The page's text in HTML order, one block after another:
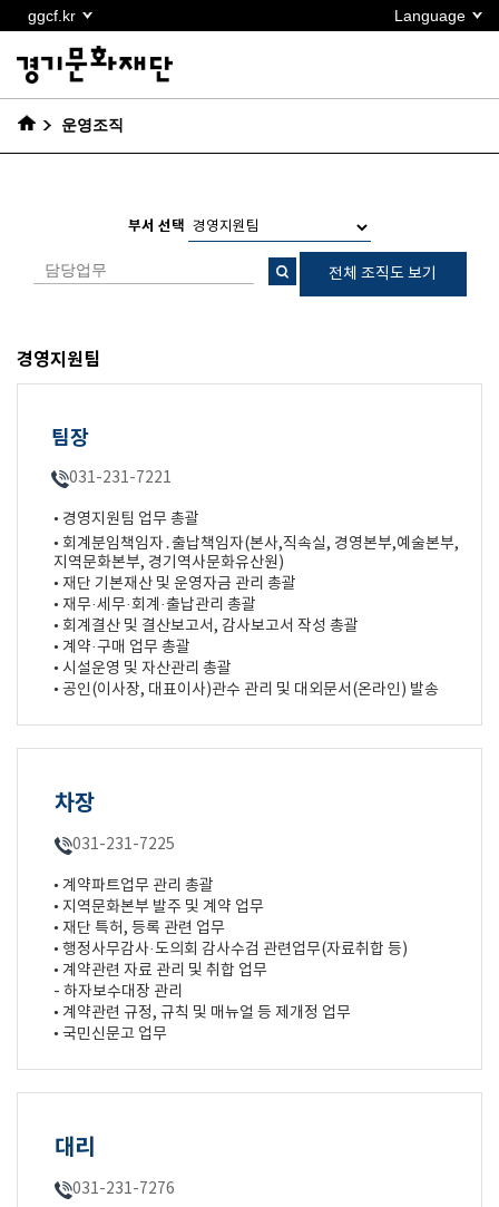
바로가기
ggcf.kr Language
운영조직
부서 선택
전체 조직도 보기
경영지원팀
팀장
031-231-7221
• 경영지원팀 업무 총괄
• 회계분임책임자․출납책임자(본사,직속실, 경영본부,예술본부,
지역문화본부, 경기역사문화유산원)
• 재단 기본재산 및 운영자금 관리 총괄
• 재무·세무·회계·출납관리 총괄
• 회계결산 및 결산보고서, 감사보고서 작성 총괄
• 계약·구매 업무 총괄
• 시설운영 및 자산관리 총괄
• 공인(이사장, 대표이사)관수 관리 및 대외문서(온라인) 발송
차장
031-231-7225
• 계약파트업무 관리 총괄
• 지역문화본부 발주 및 계약 업무
• 재단 특허, 등록 관련 업무
• 행정사무감사·도의회 감사수검 관련업무(자료취합 등)
• 계약관련 자료 관리 및 취합 업무
- 하자보수대장 관리
• 계약관련 규정, 규칙 및 매뉴얼 등 제개정 업무
• 국민신문고 업무
대리
031-231-7276